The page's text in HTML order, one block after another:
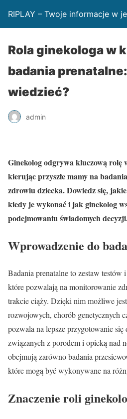
RIPLAY – Twoje informacje w
Rola ginekologa w
badania
wiedzieć?
admin
Ginekolog odgrywa kluczową rolę
kierując przyszłe mamy na
zdrowiu dziecka. Dowiedz się,
kiedy je wykonać i jak ginekolog
podejmowaniu świadomych
Wprowadzenie do
Badania prenatalne to zestaw testów
które pozwalają na monitorowanie
trakcie ciąży. Dzięki nim możliwe
rozwojowych, chorób genetycznych
pozwala na lepsze przygotowanie
związanych z porodem i opieką nad
obejmują zarówno badania
które mogą być wykonywane na
Znaczenie roli